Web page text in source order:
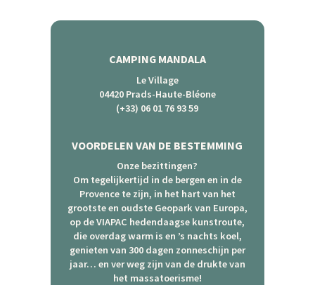
CAMPING MANDALA
Le Village
04420 Prads-Haute-Bléone
(+33) 06 01 76 93 59
VOORDELEN VAN DE BESTEMMING
Onze bezittingen?
Om tegelijkertijd in de bergen en in de
Provence te zijn, in het hart van het
grootste en oudste Geopark van Europa,
op de VIAPAC hedendaagse kunstroute,
die overdag warm is en ’s nachts koel,
genieten van 300 dagen zonneschijn per
jaar… en ver weg zijn van de drukte van
het massatoerisme!